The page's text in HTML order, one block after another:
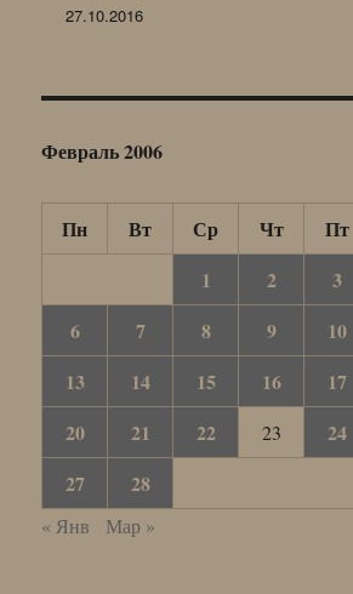
27.10.2016
Февраль 2006
Пн Вт Ср Чт Пт
1
2 3
6
7 8 9 10
13
14 15 16 17
20
21 22 23 24
27
28
« Янв Мар »